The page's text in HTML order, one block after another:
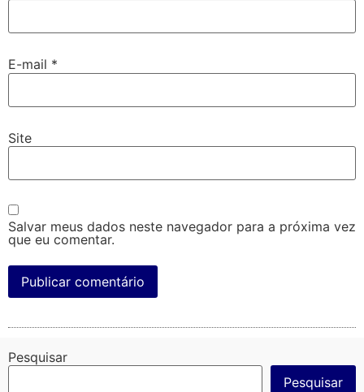
E-mail *
Site
Salvar meus dados neste navegador para a próxima vez
que eu comentar.
Pesquisar
Pesquisar